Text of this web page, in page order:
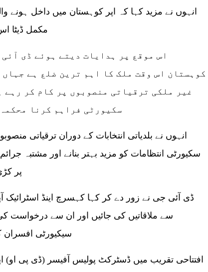
انہوں نے مزید کہا کہ اپر کوہستان میں داخل
مکمل ڈیٹا
اس موقع پر ہدایات دیتے ہوئے ڈی
کوہستان اس وقت ملک کا اہم ترین ضلع ہے
غیر ملکی ترقیاتی منصوبوں پر کام کر رہے
سکیورٹی فراہم کرنا
انہوں نے بلدیاتی انتخابات کے دوران ترقیاتی
سکیورٹی انتظامات کو مزید بہتر بنانے اور مشتبہ
پر
ڈی آئی جی نے زور دے کر کہا کہسرچ اینڈ اسٹرائیک
سے ملاقاتیں کی جائیں اور ان سے درخواست
افتتاحی تقریب میں ڈسٹرکٹ پولیس آفیسر (ڈی پی او)